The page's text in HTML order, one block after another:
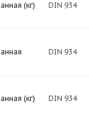
(кг) DIN 934
DIN 934
(кг) DIN 934